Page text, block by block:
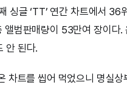
싱글 ‘TT’ 연간 차트에서 36
앨범판매량이 53만여 장이다
안 된다.
차트를 씹어 먹었으니 명실상